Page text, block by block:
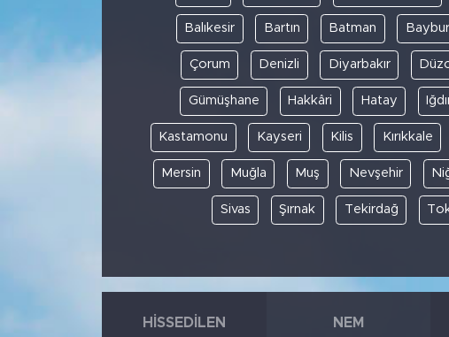
Balıkesir Bartın Batman
Çorum Denizli Diyarbakır
Gümüşhane Hakkâri Hatay
Kastamonu Kayseri Kilis Kırıkkale
Mersin Muğla Muş Nevşehir
Sivas Şırnak Tekirdağ
HISSEDILEN NEM